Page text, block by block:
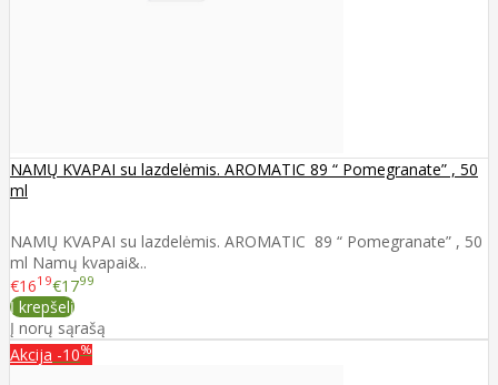
NAMŲ KVAPAI su lazdelėmis. AROMATIC 89 “ Pomegranate” , 50
ml
NAMŲ KVAPAI su lazdelėmis. AROMATIC 89 “ Pomegranate” , 50
ml Namų kvapai&..
€1619€1799
Į krepšelį
Į norų sąrašą
Akcija -10%